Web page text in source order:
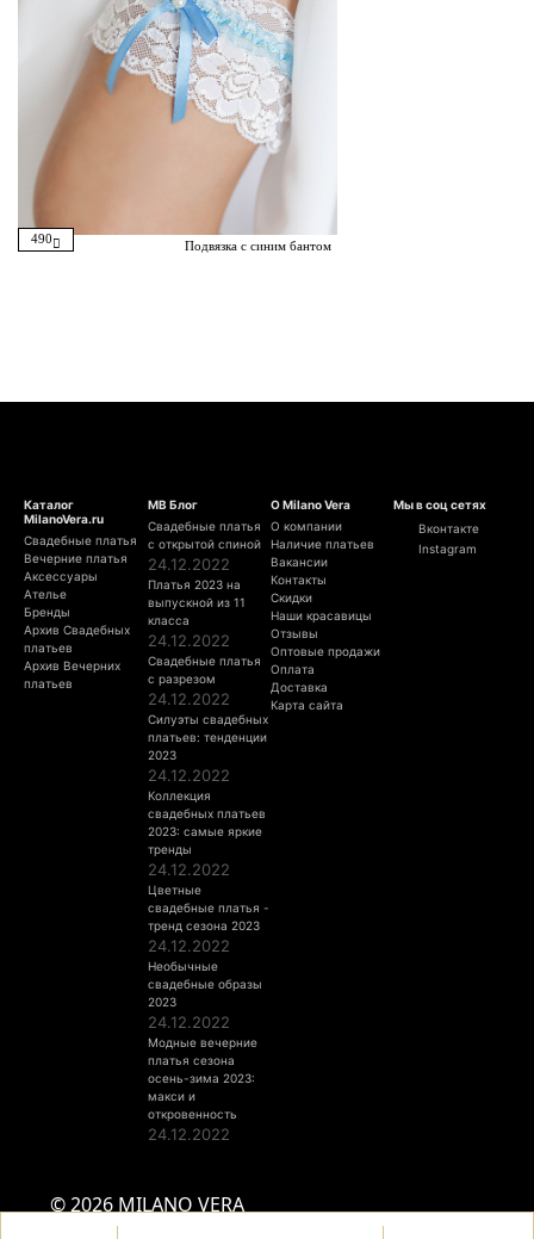
490 Подвязка с синим бантом
Каталог
MilanoVera.ru
Свадебные платья
Вечерние платья
Аксессуары
Ателье
Бренды
Архив Свадебных
платьев
Архив Вечерних
платьев
МВ Блог
Свадебные платья
с открытой спиной
24.12.2022
Платья 2023 на
выпускной из 11
класса
24.12.2022
Свадебные платья
с разрезом
24.12.2022
Силуэты свадебных
платьев: тенденции
2023
24.12.2022
Коллекция
свадебных платьев
2023: самые яркие
тренды
24.12.2022
Цветные
свадебные платья -
тренд сезона 2023
24.12.2022
Необычные
свадебные образы
2023
24.12.2022
Модные вечерние
платья сезона
осень-зима 2023:
макси и
откровенность
24.12.2022
О Milano Vera
О компании
Наличие платьев
Вакансии
Контакты
Скидки
Наши красавицы
Отзывы
Оптовые продажи
Оплата
Доставка
Карта сайта
Мы в соц сетях
Вконтакте
Instagram
© 2026 MILANO VERA